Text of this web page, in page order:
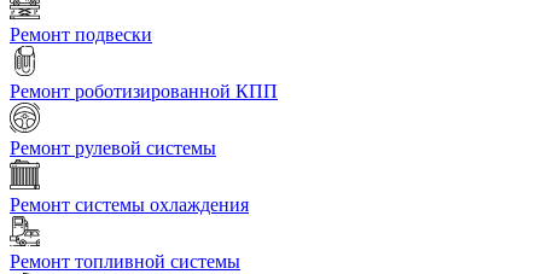
Ремонт подвески
Ремонт роботизированной КПП
Ремонт рулевой системы
Ремонт системы охлаждения
Ремонт топливной системы